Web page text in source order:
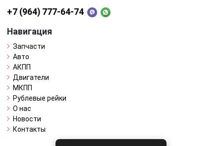
+7 (964) 777-64-74
Навигация
Запчасти
Авто
АКПП
Двигатели
МКПП
Рублевые рейки
О нас
Новости
Контакты